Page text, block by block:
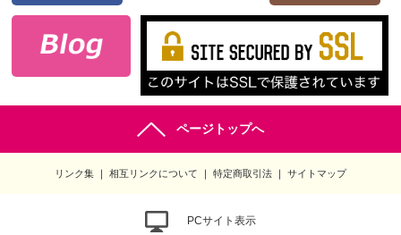
ページトップへ
リンク集 相互リンクについて 特定商取引法 サイトマップ
PCサイト表示